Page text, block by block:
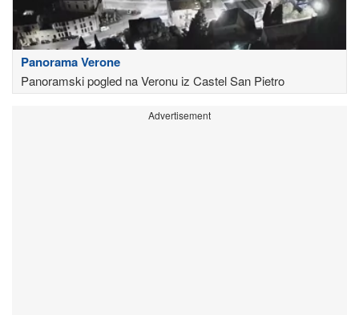
Panorama Verone
Panoramski pogled na Veronu iz Castel San Pietro
Advertisement